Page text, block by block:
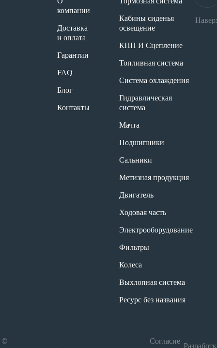
компании
Доставка
и оплата
Гарантии
FAQ
Блог
Контакты
Кабины сиденья
освещение
КПП И Сцепление
Топливная система
Система охлаждения
Гидравлическая
система
Мачта
Подшипники
Сальники
Метизная продукция
Двигатель
Ходовая часть
Электрооборудование
Фильтры
Колеса
Выхлопная система
Ресурс без названия
©
Согласие